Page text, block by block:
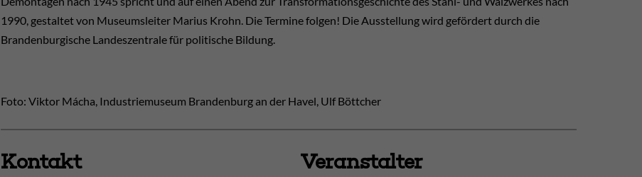
1990, gestaltet von Museumsleiter Marius Krohn. Die Termine folgen! Die Ausstellung wird gefördert durch die
Brandenburgische Landeszentrale für politische Bildung.
Foto: Viktor Mácha, Industriemuseum Brandenburg an der Havel, Ulf Böttcher
Kontakt Veranstalter